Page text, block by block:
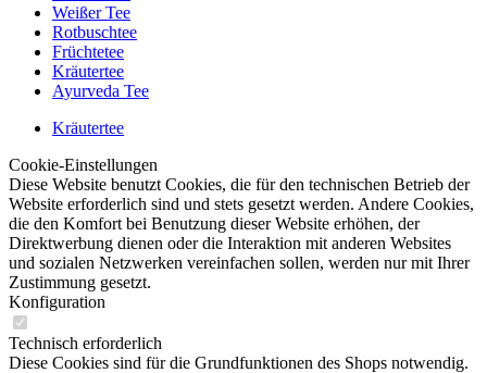
Weißer Tee
Rotbuschtee
Früchtetee
Kräutertee
Ayurveda Tee
Kräutertee
Cookie-Einstellungen
Diese Website benutzt Cookies, die für den technischen Betrieb der
Website erforderlich sind und stets gesetzt werden. Andere Cookies,
die den Komfort bei Benutzung dieser Website erhöhen, der
Direktwerbung dienen oder die Interaktion mit anderen Websites
und sozialen Netzwerken vereinfachen sollen, werden nur mit Ihrer
Zustimmung gesetzt.
Konfiguration
Technisch erforderlich
Diese Cookies sind für die Grundfunktionen des Shops notwendig.